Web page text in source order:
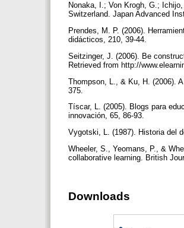
Nonaka, I.; Von Krogh, G.;
Switzerland. Japan Advanced
Prendes, M. P. (2006).
didácticos, 210, 39-44.
Seitzinger, J. (2006). Be
Retrieved from http://
Thompson, L., & Ku, H. (2006).
375.
Tíscar, L. (2005). Blogs para
innovación, 65, 86-93.
Vygotski, L. (1987). Historia del
Wheeler, S., Yeomans, P., &
collaborative learning. British
Downloads